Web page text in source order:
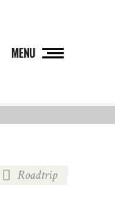
MENU
Roadtrip